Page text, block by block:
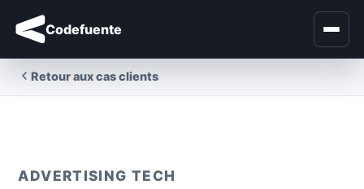
Codefuente
Retour aux cas clients
ADVERTISING TECH